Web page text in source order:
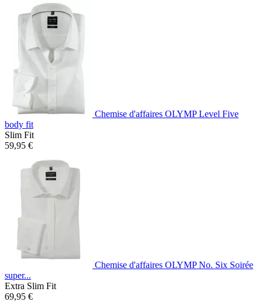
Chemise d'affaires OLYMP Level Five
body fit
Slim Fit
59,95 €
Chemise d'affaires OLYMP No. Six Soirée
super...
Extra Slim Fit
69,95 €